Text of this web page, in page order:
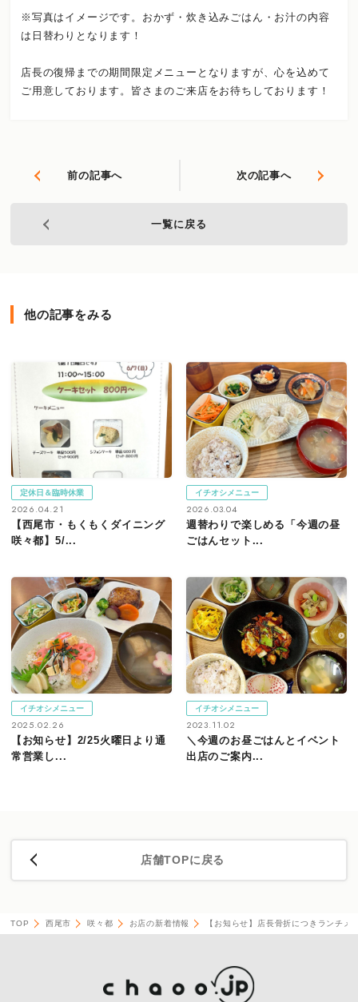
※写真はイメージです。おかず・炊き込みごはん・お汁の内容
は日替わりとなります！
店長の復帰までの期間限定メニューとなりますが、心を込めて
ご用意しております。皆さまのご来店をお待ちしております！
前の記事へ 次の記事へ
一覧に戻る
他の記事をみる
定休日＆臨時休業
2026.04.21
【西尾市・もくもくダイニング
咲々都】5/...
イチオシメニュー
2026.03.04
週替わりで楽しめる「今週の昼
ごはんセット...
イチオシメニュー
2025.02.26
【お知らせ】2/25火曜日より通
常営業し...
イチオシメニュー
2023.11.02
＼今週のお昼ごはんとイベント
出店のご案内...
店舗TOPに戻る
TOP 西尾市 咲々都 お店の新着情報 【お知らせ】店長骨折につきランチメ